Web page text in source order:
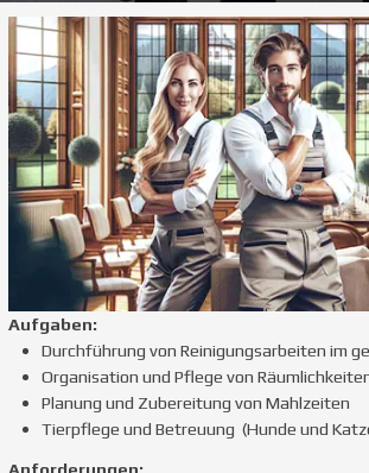
Aufgaben:
Durchführung von Reinigungsarbeiten im
Organisation und Pflege von
Planung und Zubereitung von Mahlzeiten
Tierpflege und Betreuung (Hunde und
Anforderungen: